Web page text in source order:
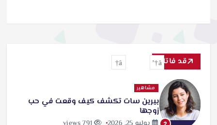
قد فاتك
مشاهير
بيرين سات تكشف كيف وقعت في حب
زوجها